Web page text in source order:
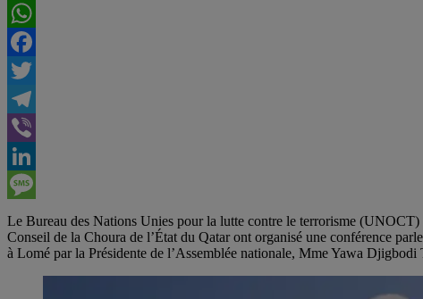
WhatsApp
Facebook
Twitter
Telegram
Viber
LinkedIn
Message
Le Bureau des Nations Unies pour la lutte contre le terrorisme
Conseil de la Choura de l’État du Qatar ont organisé une conférence
à Lomé par la Présidente de l’Assemblée nationale, Mme Yawa